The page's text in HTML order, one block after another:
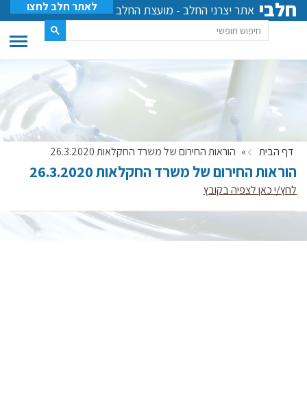
חלבי אתר יצרני החלב - מועצת החלב לאתר חלב לחצו
דף הבית » הוראות החירום של משרד החקלאות 26.3.2020
הוראות החירום של משרד החקלאות 26.3.2020
לחץ/י כאן לצפיה בקובץ